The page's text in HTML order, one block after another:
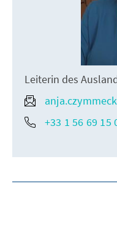
Leiterin des
+33 1 56 69 15